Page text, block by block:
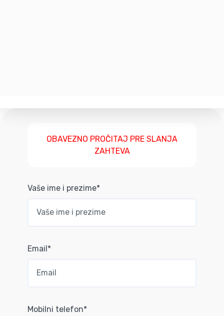
OBAVEZNO PROČITAJ PRE SLANJA
ZAHTEVA
Vaše ime i prezime*
Email*
Mobilni telefon*